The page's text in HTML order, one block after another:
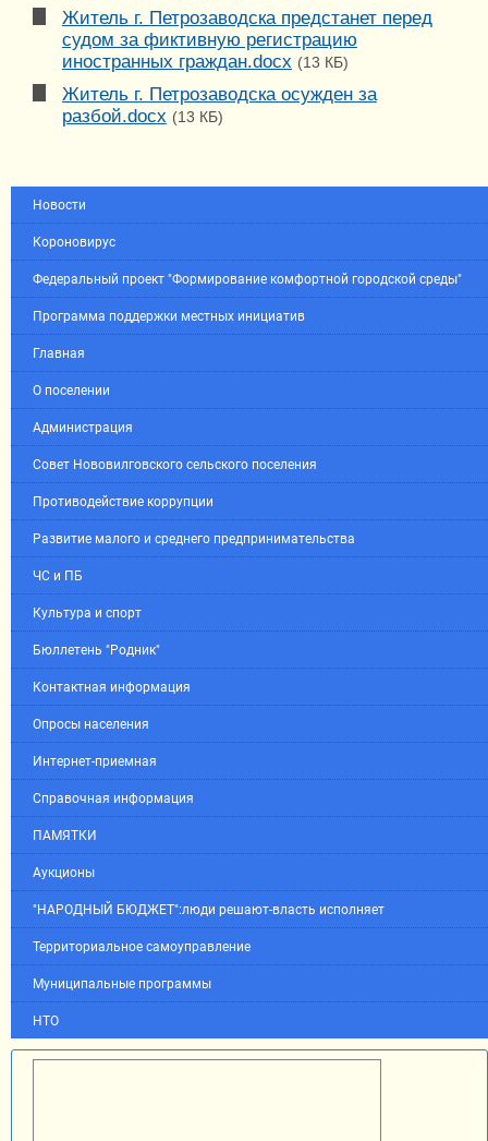
Житель г. Петрозаводска предстанет перед
судом за фиктивную регистрацию
иностранных граждан.docx (13 КБ)
Житель г. Петрозаводска осужден за
разбой.docx (13 КБ)
Новости
Короновирус
Федеральный проект "Формирование комфортной городской среды"
Программа поддержки местных инициатив
Главная
О поселении
Администрация
Совет Нововилговского сельского поселения
Противодействие коррупции
Развитие малого и среднего предпринимательства
ЧС и ПБ
Культура и спорт
Бюллетень "Родник"
Контактная информация
Опросы населения
Интернет-приемная
Справочная информация
ПАМЯТКИ
Аукционы
"НАРОДНЫЙ БЮДЖЕТ":люди решают-власть исполняет
Территориальное самоуправление
Муниципальные программы
НТО